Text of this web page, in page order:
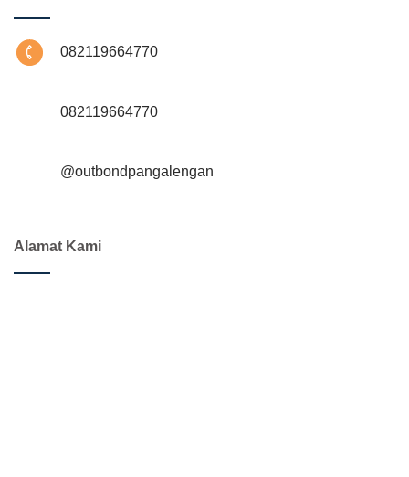
082119664770
082119664770
@‌outbondpangalengan
Alamat Kami